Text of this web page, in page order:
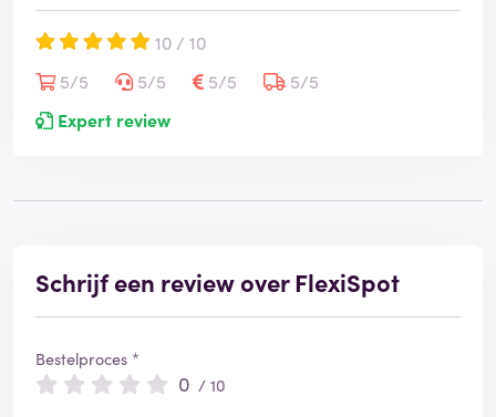
10 / 10
5/5
5/5 5/5
5/5
Expert review
Schrijf een review over FlexiSpot
Bestelproces *
0 / 10